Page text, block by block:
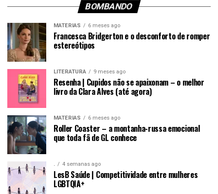
BOMBANDO
MATÉRIAS 6 meses ago
Francesca Bridgerton e o desconforto de romper
estereótipos
LITERATURA 9 meses ago
Resenha | Cupidos não se apaixonam – o melhor
livro da Clara Alves (até agora)
MATÉRIAS 6 meses ago
Roller Coaster – a montanha-russa emocional
que toda fã de GL conhece
. 4 semanas ago
LesB Saúde | Competitividade entre mulheres
LGBTQIA+